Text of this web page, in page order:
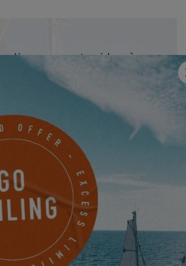
questo video, è
innanzitutto autorizzare
cookie di funzionalita sul
nostro sito.
PARAMÈTRES